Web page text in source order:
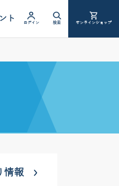
ト ログイン 検索 オンラインショップ
情報